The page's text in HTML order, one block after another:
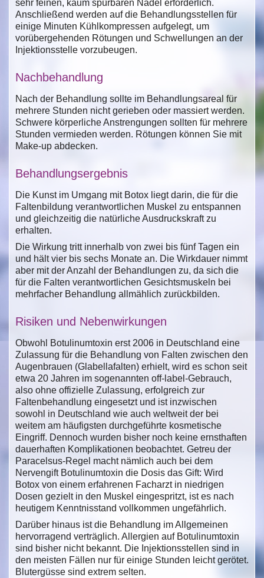
sehr feinen, kaum spürbaren Nadel erforderlich.
Anschließend werden auf die Behandlungsstellen für
einige Minuten Kühlkompressen aufgelegt, um
vorübergehenden Rötungen und Schwellungen an der
Injektionsstelle vorzubeugen.
Nachbehandlung
Nach der Behandlung sollte im Behandlungsareal für
mehrere Stunden nicht gerieben oder massiert werden.
Schwere körperliche Anstrengungen sollten für mehrere
Stunden vermieden werden. Rötungen können Sie mit
Make-up abdecken.
Behandlungsergebnis
Die Kunst im Umgang mit Botox liegt darin, die für die
Faltenbildung verantwortlichen Muskel zu entspannen
und gleichzeitig die natürliche Ausdruckskraft zu
erhalten.
Die Wirkung tritt innerhalb von zwei bis fünf Tagen ein
und hält vier bis sechs Monate an. Die Wirkdauer nimmt
aber mit der Anzahl der Behandlungen zu, da sich die
für die Falten verantwortlichen Gesichtsmuskeln bei
mehrfacher Behandlung allmählich zurückbilden.
Risiken und Nebenwirkungen
Obwohl Botulinumtoxin erst 2006 in Deutschland eine
Zulassung für die Behandlung von Falten zwischen den
Augenbrauen (Glabellafalten) erhielt, wird es schon seit
etwa 20 Jahren im sogenannten off-label-Gebrauch,
also ohne offizielle Zulassung, erfolgreich zur
Faltenbehandlung eingesetzt und ist inzwischen
sowohl in Deutschland wie auch weltweit der bei
weitem am häufigsten durchgeführte kosmetische
Eingriff. Dennoch wurden bisher noch keine ernsthaften
dauerhaften Komplikationen beobachtet. Getreu der
Paracelsus-Regel macht nämlich auch bei dem
Nervengift Botulinumtoxin die Dosis das Gift: Wird
Botox von einem erfahrenen Facharzt in niedrigen
Dosen gezielt in den Muskel eingespritzt, ist es nach
heutigem Kenntnisstand vollkommen ungefährlich.
Darüber hinaus ist die Behandlung im Allgemeinen
hervorragend verträglich. Allergien auf Botulinumtoxin
sind bisher nicht bekannt. Die Injektionsstellen sind in
den meisten Fällen nur für einige Stunden leicht gerötet.
Blutergüsse sind extrem selten.